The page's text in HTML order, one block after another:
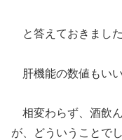
と答えておきました
肝機能の数値もいい
相変わらず、酒飲
が、どういうことで